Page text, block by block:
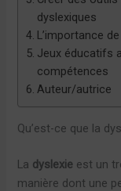
dyslexiques
L’importance
Jeux éducatifs
compétences
Auteur/autrice
Qu’est-ce que la
La dyslexie est un
manière dont une